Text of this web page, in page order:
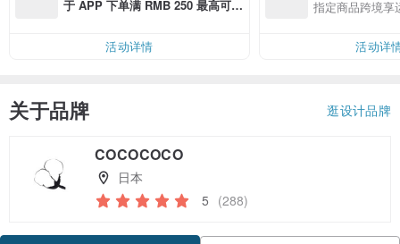
于 APP 下单满 RMB 250 最高可折
活动详情
指定商品跨境享
活动详
关于品牌 逛设计品牌
COCOCOCO
日本
5 (288)